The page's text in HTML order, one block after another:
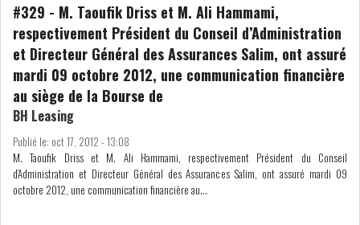
FRANCE RENFORCENT...
OFFICEPLAST CHERCHE DEUX
ADMINISTRATEURS...
ENGAGEMENT AUPRÈS DES...
#329 - M. Taoufik Driss et M. Ali Hammami,
respectivement Président du Conseil d’Administration
et Directeur Général des Assurances Salim, ont assuré
mardi 09 octobre 2012, une communication financière
au siège de la Bourse de
BH Leasing
Publié le: oct 17, 2012 - 13:08
M. Taoufik Driss et M. Ali Hammami, respectivement Président du Conseil
d’Administration et Directeur Général des Assurances Salim, ont assuré mardi 09
octobre 2012, une communication financière au...